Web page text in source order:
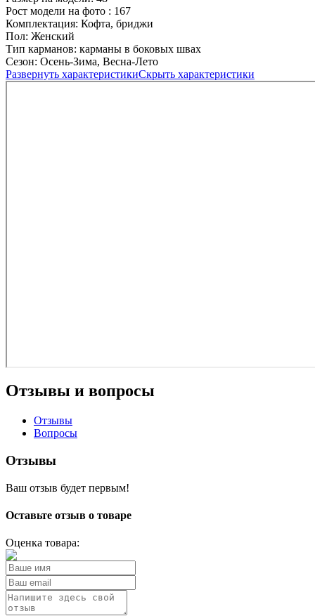
Рост модели на фото : 167
Комплектация: Кофта, бриджи
Пол: Женский
Тип карманов: карманы в боковых швах
Сезон: Осень-Зима, Весна-Лето
Развернуть характеристикиСкрыть характеристики
Отзывы и вопросы
Отзывы
Вопросы
Отзывы
Ваш отзыв будет первым!
Оставьте отзыв о товаре
Оценка товара: